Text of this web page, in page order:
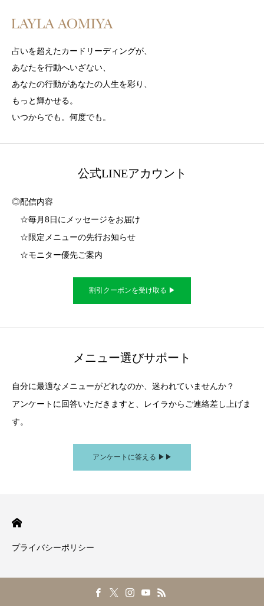
占いを超えたカードリーディングが、
あなたを行動へいざない、
あなたの行動があなたの人生を彩り、
もっと輝かせる。
いつからでも。何度でも。
公式LINEアカウント
◎配信内容
☆毎月8日にメッセージをお届け
☆限定メニューの先行お知らせ
☆モニター優先ご案内
割引クーポンを受け取る ▶︎
メニュー選びサポート
自分に最適なメニューがどれなのか、迷われていませんか？
アンケートに回答いただきますと、レイラからご連絡差し上げま
す。
アンケートに答える ▶︎▶︎
プライバシーポリシー